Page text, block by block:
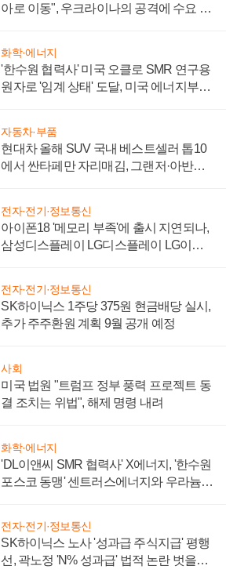
아로 이동", 우크라이나의 공격에 수요 늘
화학·에너지
'한수원 협력사' 미국 오클로 SMR 연구용
원자로 '임계 상태' 도달, 미국 에너지부
자동차·부품
현대차 올해 SUV 국내 베스트셀러 톱10
에서 싼타페만 자리매김, 그랜저·아반떼
전자·전기·정보통신
아이폰18 '메모리 부족'에 출시 지연되나,
삼성디스플레이 LG디스플레이 LG이노
전자·전기·정보통신
SK하이닉스 1주당 375원 현금배당 실시,
추가 주주환원 계획 9월 공개 예정
사회
미국 법원 "트럼프 정부 풍력 프로젝트 동
결 조치는 위법", 해제 명령 내려
화학·에너지
'DL이앤씨 SMR 협력사' X에너지, '한수원
포스코 동맹' 센트러스에너지와 우라늄
전자·전기·정보통신
SK하이닉스 노사 '성과급 주식지급' 평행
선, 곽노정 'N% 성과급' 법적 논란 벗을지